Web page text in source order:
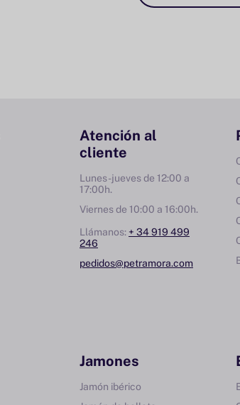
Atención al
cliente
Lunes-jueves de 12:00 a
17:00h.
Viernes de 10:00 a 16:00h.
Llámanos: + 34 919 499
246
pedidos@petramora.com
Jamones
Jamón ibérico